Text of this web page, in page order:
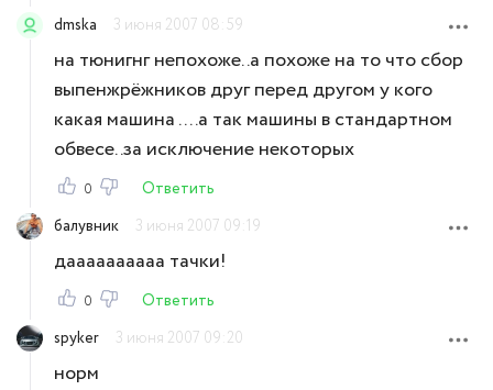
dmska
3 июня 2007 08:59
на тюнигнг непохоже..а похоже на то что сбор
выпенжрёжников друг перед другом у кого
какая машина ....а так машины в стандартном
обвесе..за исключение некоторых
0
Ответить
балувник
3 июня 2007 09:19
даааааааааа тачки!
0
Ответить
spyker
3 июня 2007 09:20
норм